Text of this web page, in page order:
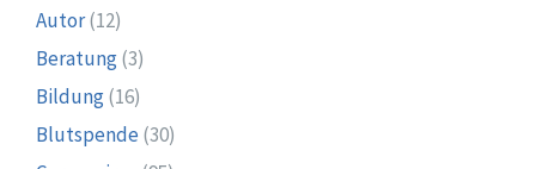
Autor(12)
Beratung(3)
Bildung(16)
Blutspende (30)